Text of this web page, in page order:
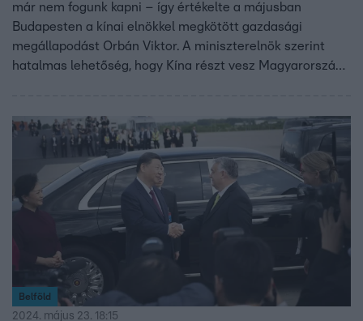
már nem fogunk kapni – így értékelte a májusban
Budapesten a kínai elnökkel megkötött gazdasági
megállapodást Orbán Viktor. A miniszterelnök szerint
hatalmas lehetőség, hogy Kína részt vesz Magyarország
kiegyensúlyozza a kínai befektetéseket, az áprilisban
felvett 1 milliárd eurós kínai hitel pedig tovább erősíti a
Kínától való függést.
Belföld
2024. május 23. 18:15